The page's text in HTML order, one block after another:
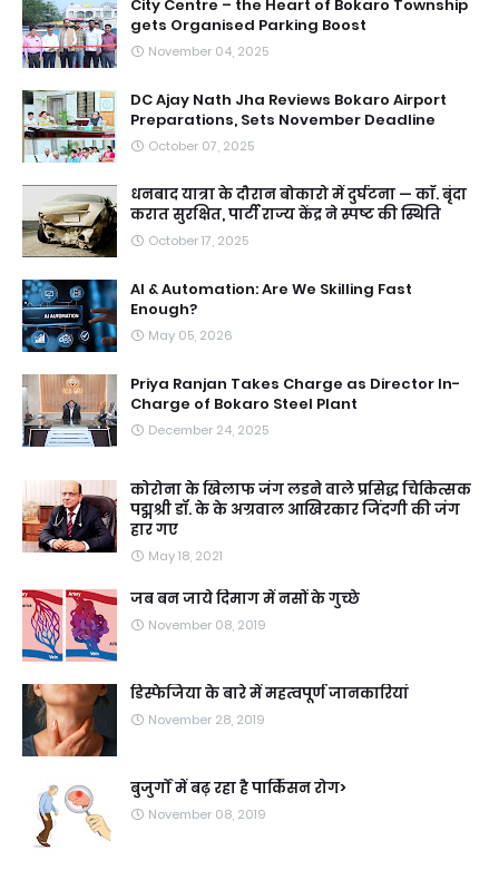
City Centre – the Heart of Bokaro Township
gets Organised Parking Boost
November 04, 2025
DC Ajay Nath Jha Reviews Bokaro Airport
Preparations, Sets November Deadline
October 07, 2025
धनबाद यात्रा के दौरान बोकारो में दुर्घटना — काॅ. बृंदा
करात सुरक्षित, पार्टी राज्य केंद्र ने स्पष्ट की स्थिति
October 17, 2025
AI & Automation: Are We Skilling Fast
Enough?
May 05, 2026
Priya Ranjan Takes Charge as Director In-
Charge of Bokaro Steel Plant
December 24, 2025
कोरोना के खिलाफ जंग लडने वाले प्रसिद्ध चिकित्सक
पद्मश्री डॉ. के के अग्रवाल आखिरकार जिंदगी की जंग
हार गए
May 18, 2021
जब बन जाये दिमाग में नसों के गुच्छे
November 08, 2019
डिस्फेजिया के बारे में महत्वपूर्ण जानकारियां
November 28, 2019
बुजुर्गों में बढ़ रहा है पार्किंसन रोग>
November 08, 2019